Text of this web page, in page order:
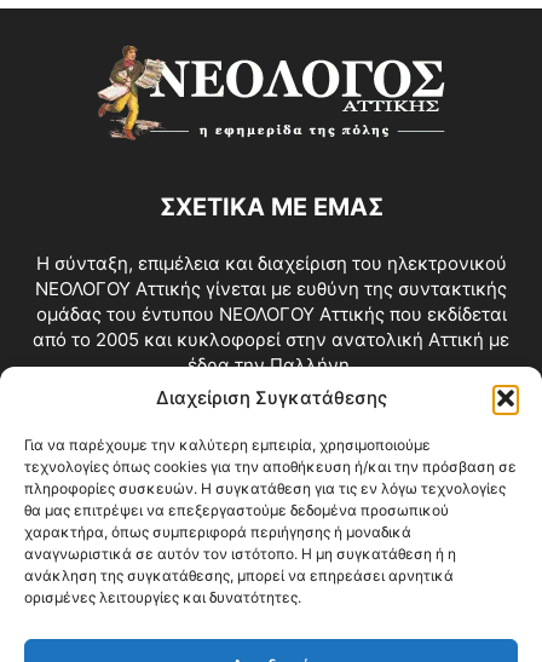
Διαχείριση Συγκατάθεσης
Για να παρέχουμε την καλύτερη εμπειρία, χρησιμοποιούμε
τεχνολογίες όπως cookies για την αποθήκευση ή/και την πρόσβαση σε
πληροφορίες συσκευών. Η συγκατάθεση για τις εν λόγω τεχνολογίες
θα μας επιτρέψει να επεξεργαστούμε δεδομένα προσωπικού
χαρακτήρα, όπως συμπεριφορά περιήγησης ή μοναδικά
αναγνωριστικά σε αυτόν τον ιστότοπο. Η μη συγκατάθεση ή η
ανάκληση της συγκατάθεσης, μπορεί να επηρεάσει αρνητικά
ορισμένες λειτουργίες και δυνατότητες.
ΣΧΕΤΙΚΑ ΜΕ ΕΜΑΣ
Η σύνταξη, επιμέλεια και διαχείριση του ηλεκτρονικού
ΝΕΟΛΟΓΟΥ Αττικής γίνεται με ευθύνη της συντακτικής
ομάδας του έντυπου ΝΕΟΛΟΓΟΥ Αττικής που εκδίδεται
από το 2005 και κυκλοφορεί στην ανατολική Αττική με
έδρα την Παλλήνη.
Επικοινωνία:info@neologosattikis.gr
ΑΚΟΛΟΥΘΗΣΕ ΜΑΣ